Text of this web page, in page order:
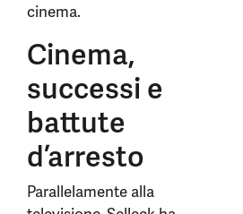
cinema.
Cinema,
successi e
battute
d’arresto
Parallelamente alla